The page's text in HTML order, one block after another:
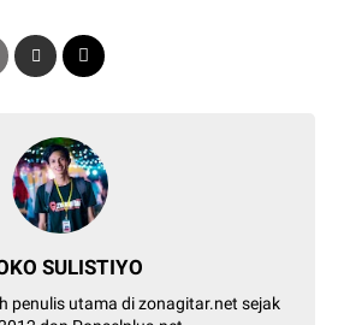
SULISTIYO
penulis utama di zonagitar.net sejak